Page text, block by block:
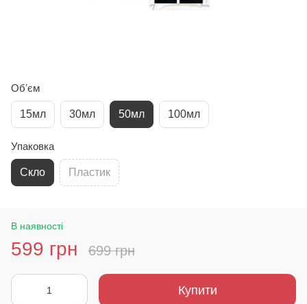
Обʼєм
15мл 30мл 50мл 100мл
Упаковка
Скло Пластик
В наявності
599 грн 699 грн
Купити